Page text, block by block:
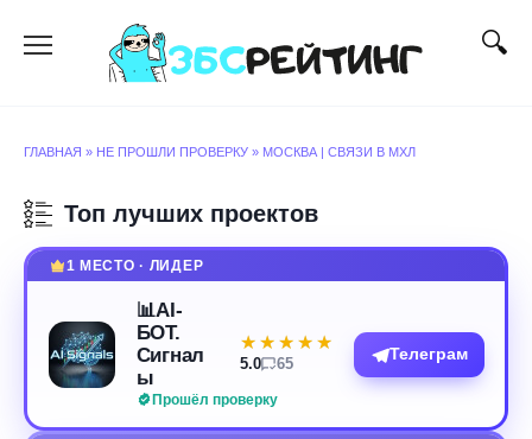
содержанию
ГЛАВНАЯ » НЕ ПРОШЛИ ПРОВЕРКУ » МОСКВА | СВЯЗИ В МХЛ
Топ лучших проектов
1 МЕСТО · ЛИДЕР
📊AI-
БОТ.
Сигнал
ы
Прошёл проверку
★★★★★
★★★★★
5.0 65
Телеграм